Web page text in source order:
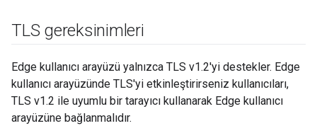
TLS gereksinimleri
Edge kullanıcı arayüzü yalnızca TLS v1.2'yi destekler. Edge
kullanıcı arayüzünde TLS'yi etkinleştirirseniz kullanıcıları,
TLS v1.2 ile uyumlu bir tarayıcı kullanarak Edge kullanıcı
arayüzüne bağlanmalıdır.